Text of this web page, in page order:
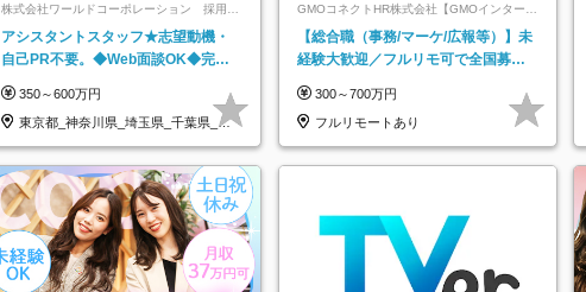
株式会社ワールドコーポレーション 採用事
アシスタントスタッフ★志望動機・
自己PR不要。◆Web面談OK◆完全
350～600万円
東京都_神奈川県_埼玉県_千葉県_大
阪府…
GMOコネクトHR株式会社【GMOインターネ
ットグループ】
【総合職（事務/マーケ/広報等）】未
経験大歓迎／フルリモ可で全国募
★
300～700万円
フルリモートあり